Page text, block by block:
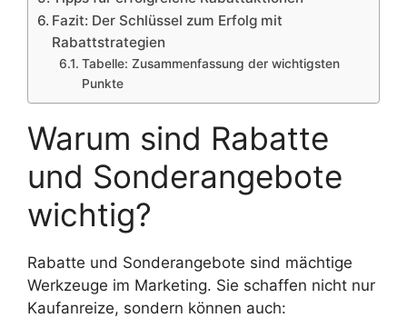
Fazit: Der Schlüssel zum Erfolg mit
Rabattstrategien
Tabelle: Zusammenfassung der wichtigsten
Punkte
Warum sind Rabatte
und Sonderangebote
wichtig?
Rabatte und Sonderangebote sind mächtige
Werkzeuge im Marketing. Sie schaffen nicht nur
Kaufanreize, sondern können auch: